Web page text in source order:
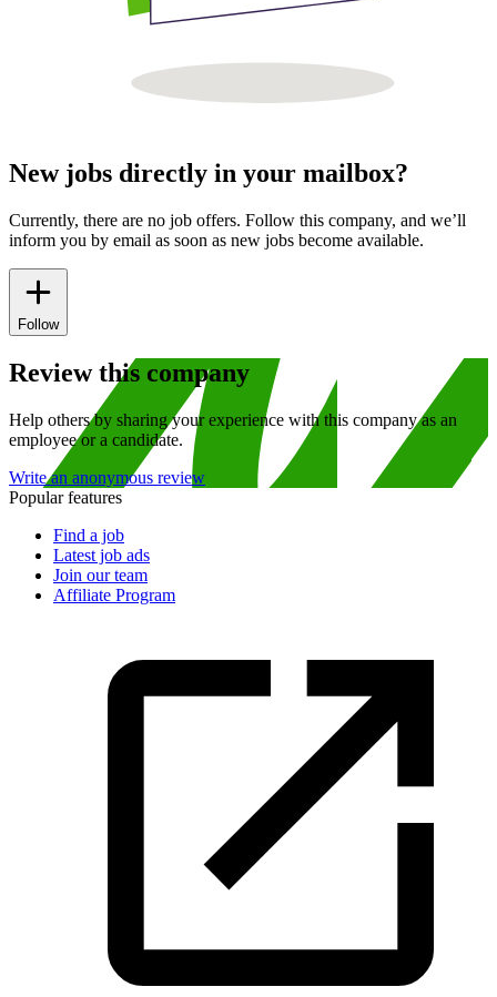
New jobs directly in your mailbox?
Currently, there are no job offers. Follow this company, and we’ll
inform you by email as soon as new jobs become available.
Follow
Review this company
Help others by sharing your experience with this company as an
employee or a candidate.
Write an anonymous review
Popular features
Find a job
Latest job ads
Join our team
Affiliate Program